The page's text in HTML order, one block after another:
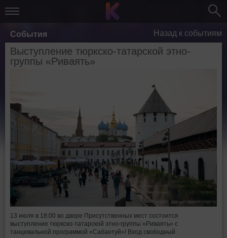
События Назад к событиям
Выступление тюркско-татарской этно-
группы «Риваять»
13 июля в 18:00 во дворе Присутственных мест состоится
выступление тюркско-татарской этно-группы «Риваять» с
танцевальной программой «Сабантуй»! Вход свободный